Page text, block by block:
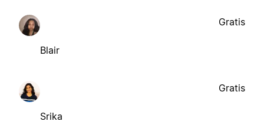
Blair
Gratis
Srika
Gratis